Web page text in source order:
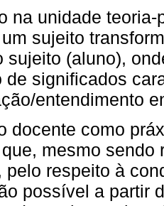
na unidade
sujeito
sujeito (aluno),
de significados
entendimento
docente como
mesmo
pelo respeito à
possível a partir